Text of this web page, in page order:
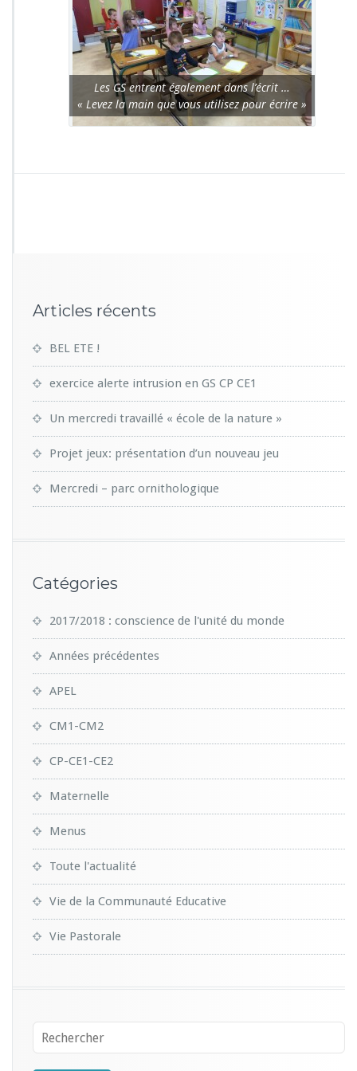
Les GS entrent également dans l’écrit …
« Levez la main que vous utilisez pour écrire »
Articles récents
BEL ETE !
exercice alerte intrusion en GS CP CE1
Un mercredi travaillé « école de la nature »
Projet jeux: présentation d’un nouveau jeu
Mercredi – parc ornithologique
Catégories
2017/2018 : conscience de l'unité du monde
Années précédentes
APEL
CM1-CM2
CP-CE1-CE2
Maternelle
Menus
Toute l'actualité
Vie de la Communauté Educative
Vie Pastorale